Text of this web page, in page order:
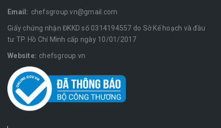
Email: chefsgroup.vn@gmail.com
Giấy chứng nhận ĐKKD số 0314194557 do Sở Kế hoạch và đầu
tư TP. Hồ Chí Minh cấp ngày 10/01/2017
Website: chefsgroup.vn